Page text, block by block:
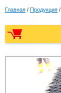
Главная / Продукция /